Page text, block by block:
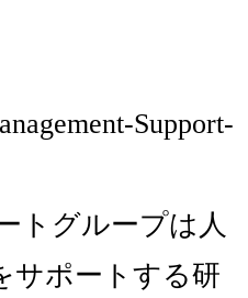
Support-
トグループは人
サポートする研